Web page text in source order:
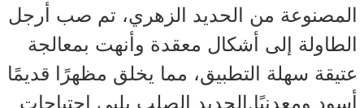
المصنوعة من الحديد الزهري، تم صب أرجل
الطاولة إلى أشكال معقدة وأنهت بمعالجة
عتيقة سهلة التطبيق، مما يخلق مظهرًا قديمًا
أسود ومعدنيًا.الحديد الصلب يلبي احتياجات